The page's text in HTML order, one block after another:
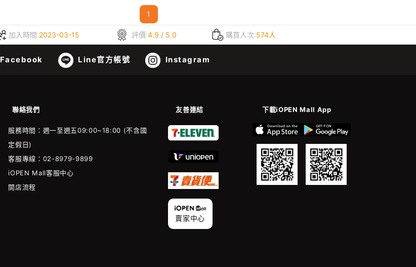
1
加入時間:2023-03-15 評價:4.9 / 5.0 購買人次:574人
Facebook Line官方帳號 Instagram
聯絡我們 友善連結 下載iOPEN Mall App
服務時間：週一至週五09:00~18:00 (不含國
定假日)
客服專線：02-8979-9899
iOPEN Mall客服中心
開店流程
賣家中心